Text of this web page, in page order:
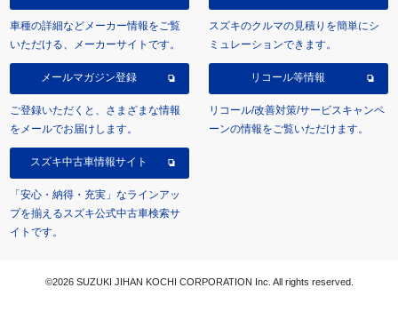
車種の詳細などメーカー情報をご覧
いただける、メーカーサイトです。
スズキのクルマの見積りを簡単にシ
ミュレーションできます。
メールマガジン登録
ご登録いただくと、さまざまな情報
をメールでお届けします。
リコール等情報
リコール/改善対策/サービスキャンペ
ーンの情報をご覧いただけます。
スズキ中古車情報サイト
「安心・納得・充実」なラインアッ
プを揃えるスズキ公式中古車検索サ
イトです。
©2026 SUZUKI JIHAN KOCHI CORPORATION Inc. All rights reserved.